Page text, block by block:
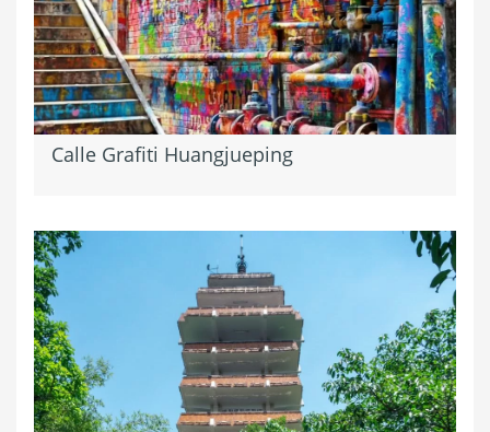
Calle Grafiti Huangjueping